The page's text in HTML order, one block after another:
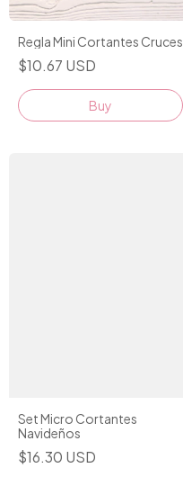
Regla Mini Cortantes Cruces
$10.67 USD
Set Micro Cortantes
Navideños
$16.30 USD